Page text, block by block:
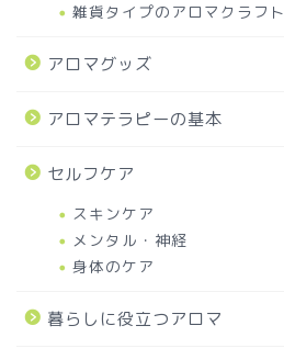
雑貨タイプのアロマクラフト
アロマグッズ
アロマテラピーの基本
セルフケア
スキンケア
メンタル・神経
身体のケア
暮らしに役立つアロマ